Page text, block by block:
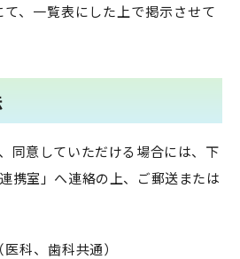
、一覧表にした上で掲示させて
同意していただける場合には、下
携室」へ連絡の上、ご郵送または
科、歯科共通）